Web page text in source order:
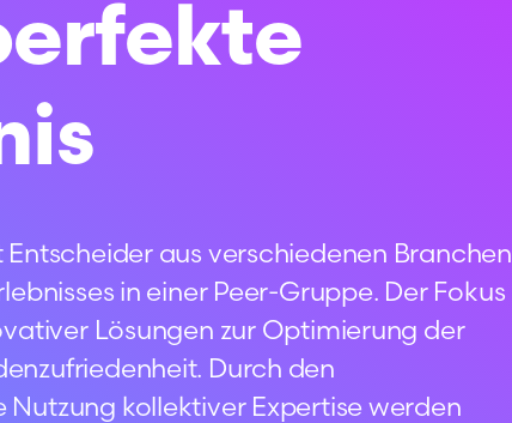
aus verschiedenen Branchen
in einer Peer-Gruppe. Der Fokus
Lösungen zur Optimierung der
. Durch den
kollektiver Expertise werden